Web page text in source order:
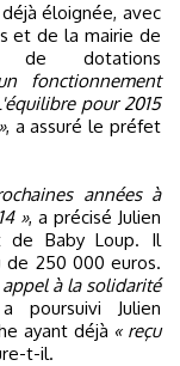
éloignée, avec
et de la mairie de
dotations
fonctionnement
pour 2015
, a assuré le préfet
années à
», a précisé Julien
de Baby Loup. Il
250 000 euros.
appel à la solidarité
poursuivi Julien
ayant déjà « reçu
t-il.